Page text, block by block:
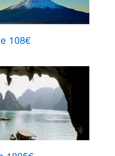
108€